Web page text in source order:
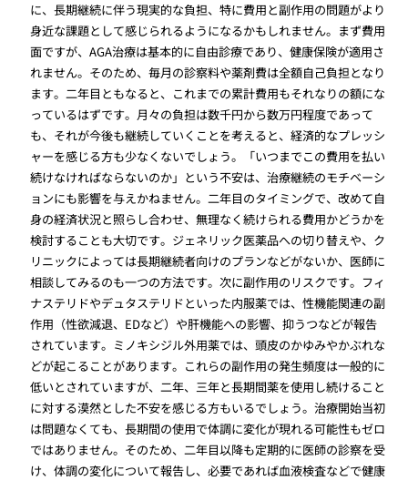
に、長期継続に伴う現実的な負担、特に費用と副作用の問題がより
身近な課題として感じられるようになるかもしれません。まず費用
面ですが、AGA治療は基本的に自由診療であり、健康保険が適用さ
れません。そのため、毎月の診察料や薬剤費は全額自己負担となり
ます。二年目ともなると、これまでの累計費用もそれなりの額にな
っているはずです。月々の負担は数千円から数万円程度であって
も、それが今後も継続していくことを考えると、経済的なプレッシ
ャーを感じる方も少なくないでしょう。「いつまでこの費用を払い
続けなければならないのか」という不安は、治療継続のモチベーシ
ョンにも影響を与えかねません。二年目のタイミングで、改めて自
身の経済状況と照らし合わせ、無理なく続けられる費用かどうかを
検討することも大切です。ジェネリック医薬品への切り替えや、ク
リニックによっては長期継続者向けのプランなどがないか、医師に
相談してみるのも一つの方法です。次に副作用のリスクです。フィ
ナステリドやデュタステリドといった内服薬では、性機能関連の副
作用（性欲減退、EDなど）や肝機能への影響、抑うつなどが報告
されています。ミノキシジル外用薬では、頭皮のかゆみやかぶれな
どが起こることがあります。これらの副作用の発生頻度は一般的に
低いとされていますが、二年、三年と長期間薬を使用し続けること
に対する漠然とした不安を感じる方もいるでしょう。治療開始当初
は問題なくても、長期間の使用で体調に変化が現れる可能性もゼロ
ではありません。そのため、二年目以降も定期的に医師の診察を受
け、体調の変化について報告し、必要であれば血液検査などで健康